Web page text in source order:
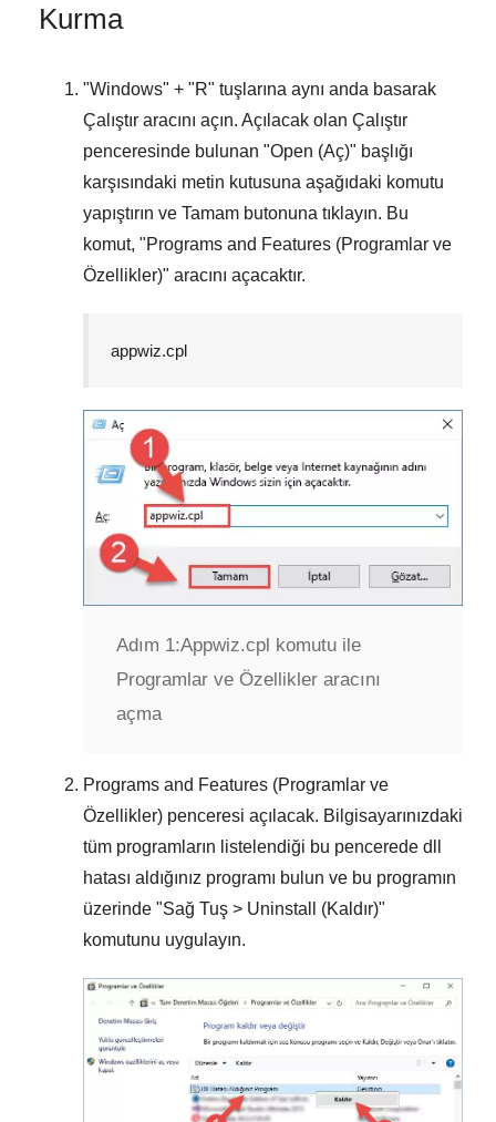
Kurma
"Windows" + "R" tuşlarına aynı anda basarak
Çalıştır aracını açın. Açılacak olan Çalıştır
penceresinde bulunan "Open (Aç)" başlığı
karşısındaki metin kutusuna aşağıdaki komutu
yapıştırın ve Tamam butonuna tıklayın. Bu
komut, "Programs and Features (Programlar ve
Özellikler)" aracını açacaktır.
appwiz.cpl
Adım 1:Appwiz.cpl komutu ile
Programlar ve Özellikler aracını
açma
Programs and Features (Programlar ve
Özellikler) penceresi açılacak. Bilgisayarınızdaki
tüm programların listelendiği bu pencerede dll
hatası aldığınız programı bulun ve bu programın
üzerinde "Sağ Tuş > Uninstall (Kaldır)"
komutunu uygulayın.